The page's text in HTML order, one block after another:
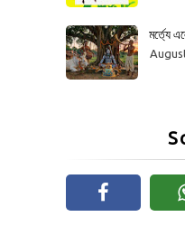
মর্ত্যে